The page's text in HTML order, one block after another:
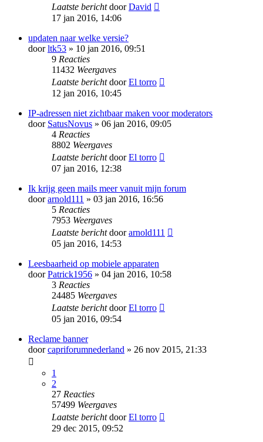
Laatste berichtdoorDavid
17 jan 2016, 14:06
updaten naar welke versie?
doorltk53 » 10 jan 2016, 09:51
9 Reacties
11432 Weergaves
Laatste berichtdoorEl torro
12 jan 2016, 10:45
IP-adressen niet zichtbaar maken voor moderators
door SatusNovus » 06 jan 2016, 09:05
4 Reacties
8802 Weergaves
Laatste berichtdoorEl torro
07 jan 2016, 12:38
Ik krijg geen mails meer vanuit mijn forum
doorarnold111 » 03 jan 2016, 16:56
5 Reacties
7953 Weergaves
Laatste berichtdoorarnold111
05 jan 2016, 14:53
Leesbaarheid op mobiele apparaten
doorPatrick1956 » 04 jan 2016, 10:58
3 Reacties
24485 Weergaves
Laatste berichtdoorEl torro
05 jan 2016, 09:54
Reclame banner
doorcapriforumnederland » 26 nov 2015, 21:33
1
2
27 Reacties
57499 Weergaves
Laatste berichtdoorEl torro
29 dec 2015, 09:52